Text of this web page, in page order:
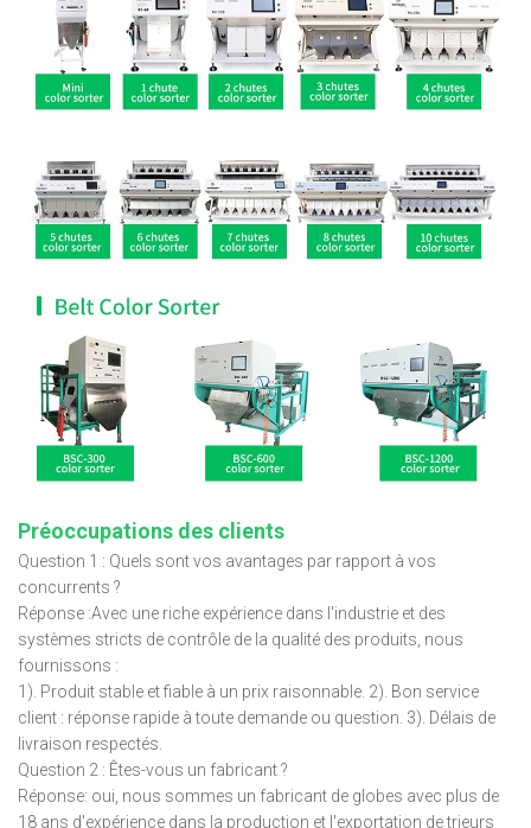
Préoccupations des clients
Question 1 : Quels sont vos avantages par rapport à vos
concurrents ?
Réponse :Avec une riche expérience dans l'industrie et des
systèmes stricts de contrôle de la qualité des produits, nous
fournissons :
1). Produit stable et fiable à un prix raisonnable. 2). Bon service
client : réponse rapide à toute demande ou question. 3). Délais de
livraison respectés.
Question 2 : Êtes-vous un fabricant ?
Réponse: oui, nous sommes un fabricant de globes avec plus de
18 ans d'expérience dans la production et l'exportation de trieurs